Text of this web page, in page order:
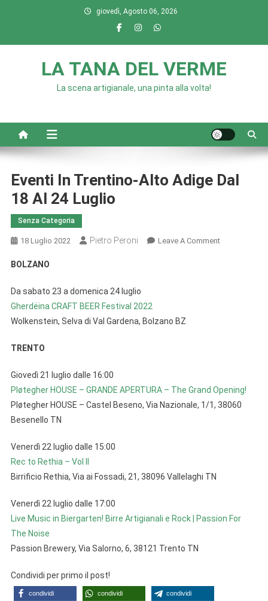
giovedì, Agosto 06, 2026
LA TANA DEL VERME
La scena artigianale, una pinta alla volta!
Eventi In Trentino-Alto Adige Dal
18 Al 24 Luglio
Senza Categoria
18 Luglio 2022 Pietro Peroni Leave A CommentOn
BOLZANO
Da sabato 23 a domenica 24 luglio
Gherdëina CRAFT BEER Festival 2022
Wolkenstein, Selva di Val Gardena, Bolzano BZ
TRENTO
Giovedì 21 luglio dalle 16:00
Pløtegher HOUSE – GRANDE APERTURA – The Grand Opening!
Pløtegher HOUSE – Castel Beseno, Via Nazionale, 1/1, 38060
Besenello TN
Venerdì 22 luglio dalle 15:00
Rec to Rethia – Vol II
Birrificio Rethia, Via ai Fossadi, 21, 38096 Vallelaghi TN
Venerdì 22 luglio dalle 17:00
Live Music in Biergarten! Birre Artigianali e Rock | Passion For
The Noise
Passion Brewery, Via Salorno, 6, 38121 Trento TN
Condividi per primo il post!
condividi condividi condividi